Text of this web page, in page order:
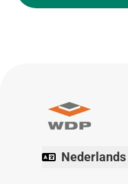
Nederlands